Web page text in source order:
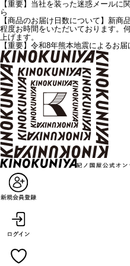
【重要】当社を装った迷惑メール
ら
【商品のお届け日数について】新商
程度お時間をいただいております。
上げます。
【重要】令和8年熊本地震によるお